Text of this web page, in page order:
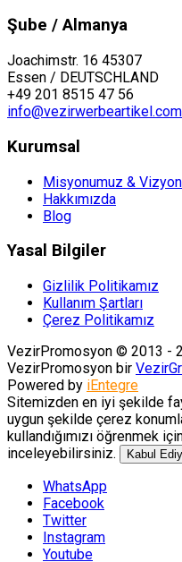
Şube / Almanya
Joachimstr. 16 45307
Essen / DEUTSCHLAND
+49 201 8515 47 56
info@vezirwerbeartikel.com
Kurumsal
Misyonumuz &
Hakkımızda
Blog
Yasal Bilgiler
Gizlilik Politikamız
Kullanım Şartları
Çerez Politikamız
VezirPromosyon © 2013 -
VezirPromosyon bir
Powered by iEntegre
Sitemizden en iyi şekilde
uygun şekilde çerez
kullandığımızı öğrenmek
inceleyebilirsiniz.
Kabul
WhatsApp
Facebook
Twitter
Instagram
Youtube